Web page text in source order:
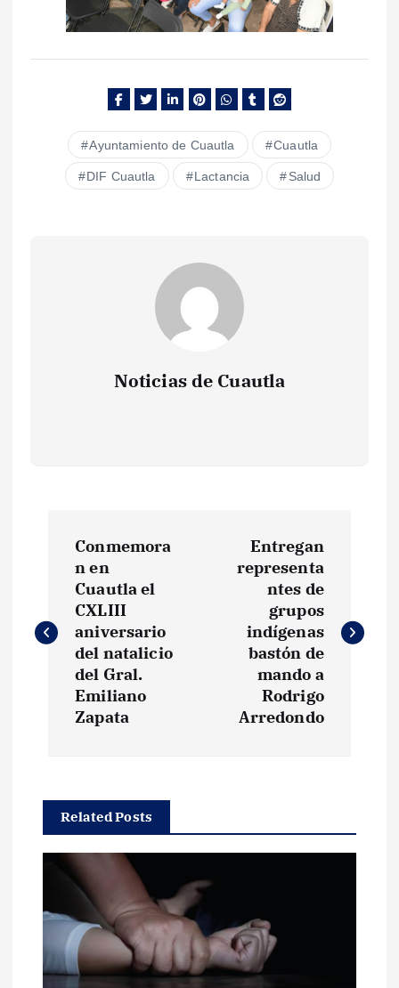
Ayuntamiento de Cuautla Cuautla
DIF Cuautla Lactancia Salud
Noticias de Cuautla
v
c
n
d
Conmemora
n en
Cuautla el
CXLIII
aniversario
del natalicio
del Gral.
Emiliano
Zapata
Entregan
representa
ntes de
grupos
indígenas
bastón de
mando a
Rodrigo
Arredondo
Related Posts